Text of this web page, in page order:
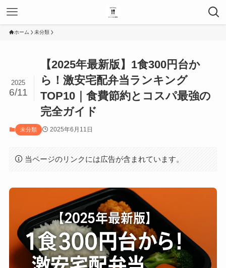
ホーム 未分類
【2025年最新版】1食300円台か
ら！激安宅配弁当ランキング
TOP10｜食費節約とコスパ最強の
完全ガイド
2025
6/11
未分類 2025年6月11日
当ページのリンクには広告が含まれています。